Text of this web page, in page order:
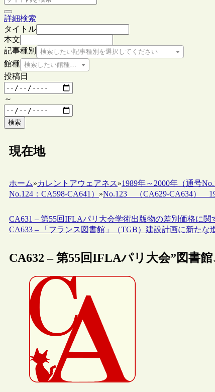
詳細検索
タイトル
本文
記事種別
検索したい記事種別を選択してください
館種 検索したい館種を選択してください
投稿日
～
検索
現在地
ホーム»カレントアウェアネス»1989年～2000年（通号
No.124：CA598-CA641） »No.123 （CA629-CA634）
CA631 – 第55回IFLAパリ大会学術出版物の差別価格に関
CA633 – 「フランス図書館」（TGB）建設計画に新たな
CA632 – 第55回IFLAパリ大会”図書